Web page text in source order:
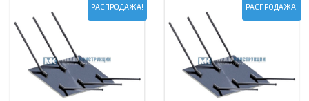
РАСПРОДАЖА! РАСПРОДАЖА!